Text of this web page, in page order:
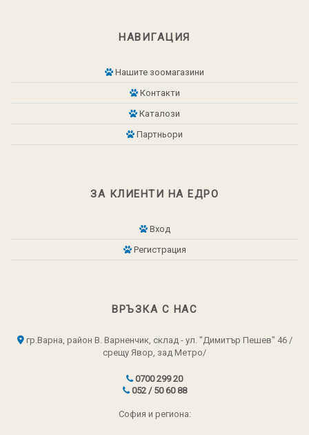
НАВИГАЦИЯ
Нашите зоомагазини
Контакти
Каталози
Партньори
ЗА КЛИЕНТИ НА ЕДРО
Вход
Регистрация
ВРЪЗКА С НАС
гр.Варна, район В. Варненчик, склад - ул. "Димитър Пешев" 46 /
срещу Явор, зад Метро/
0700 299 20
052 / 50 60 88
София и региона: